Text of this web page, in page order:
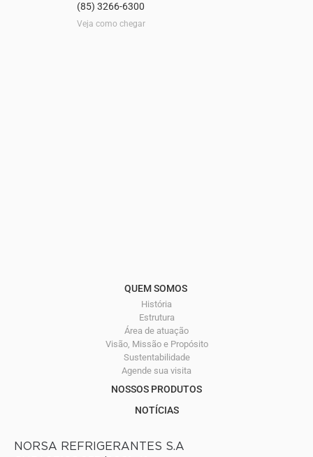
(85) 3266-6300
Veja como chegar
QUEM SOMOS
História
Estrutura
Área de atuação
Visão, Missão e Propósito
Sustentabilidade
Agende sua visita
NOSSOS PRODUTOS
NOTÍCIAS
NORSA REFRIGERANTES S.A